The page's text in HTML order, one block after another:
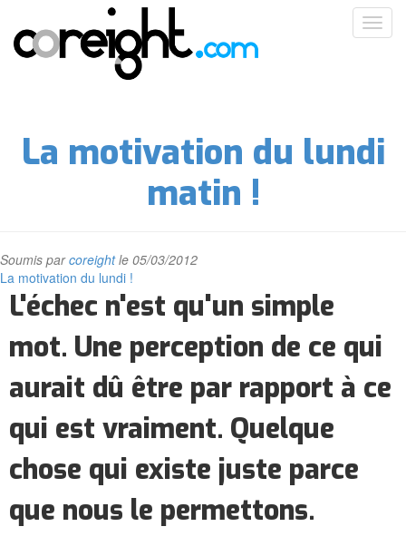
contenu
principal
La motivation du lundi
matin !
Soumis parcoreightle 05/03/2012
La motivation du lundi !
L'échec n'est qu'un simple
mot. Une perception de ce qui
aurait dû être par rapport à ce
qui est vraiment. Quelque
chose qui existe juste parce
que nous le permettons.